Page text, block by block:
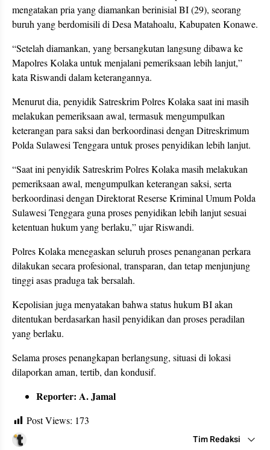
mengatakan pria yang diamankan berinisial BI (29), seorang
buruh yang berdomisili di Desa Matahoalu, Kabupaten Konawe.
“Setelah diamankan, yang bersangkutan langsung dibawa ke
Mapolres Kolaka untuk menjalani pemeriksaan lebih lanjut,”
kata Riswandi dalam keterangannya.
Menurut dia, penyidik Satreskrim Polres Kolaka saat ini masih
melakukan pemeriksaan awal, termasuk mengumpulkan
keterangan para saksi dan berkoordinasi dengan Ditreskrimum
Polda Sulawesi Tenggara untuk proses penyidikan lebih lanjut.
“Saat ini penyidik Satreskrim Polres Kolaka masih melakukan
pemeriksaan awal, mengumpulkan keterangan saksi, serta
berkoordinasi dengan Direktorat Reserse Kriminal Umum Polda
Sulawesi Tenggara guna proses penyidikan lebih lanjut sesuai
ketentuan hukum yang berlaku,” ujar Riswandi.
Polres Kolaka menegaskan seluruh proses penanganan perkara
dilakukan secara profesional, transparan, dan tetap menjunjung
tinggi asas praduga tak bersalah.
Kepolisian juga menyatakan bahwa status hukum BI akan
ditentukan berdasarkan hasil penyidikan dan proses peradilan
yang berlaku.
Selama proses penangkapan berlangsung, situasi di lokasi
dilaporkan aman, tertib, dan kondusif.
Reporter: A. Jamal
Post Views: 173
Tim Redaksi